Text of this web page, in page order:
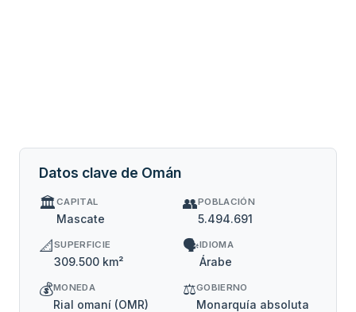
Datos clave de Omán
🏛️CAPITAL
Mascate
👥POBLACIÓN
5.494.691
📐SUPERFICIE
309.500 km²
🗣️IDIOMA
Árabe
💰MONEDA
Rial omaní (OMR)
⚖️GOBIERNO
Monarquía absoluta